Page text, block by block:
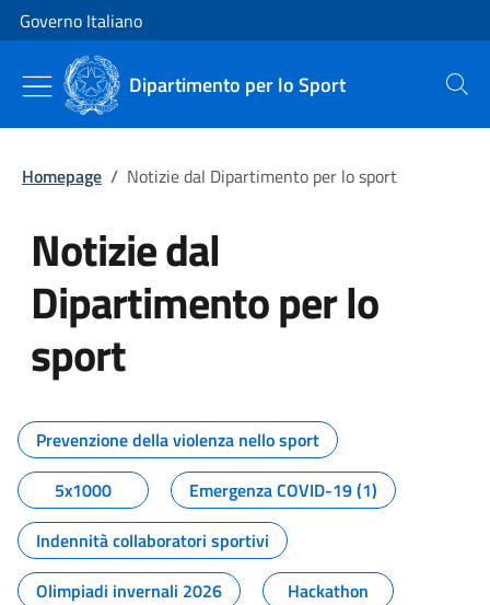
Vai al contenuto
Vai alla navigazione del sito
Governo Italiano
Dipartimento per lo Sport Cerca
Homepage / Notizie dal Dipartimento per lo sport
Notizie dal
Dipartimento per lo
sport
Tutti i contenuti della pagina
Prevenzione della violenza nello sport
5x1000
Emergenza COVID-19 (1)
Indennità collaboratori sportivi
Olimpiadi invernali 2026
Hackathon